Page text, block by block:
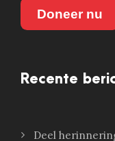
Doneer nu
Recente
Deel